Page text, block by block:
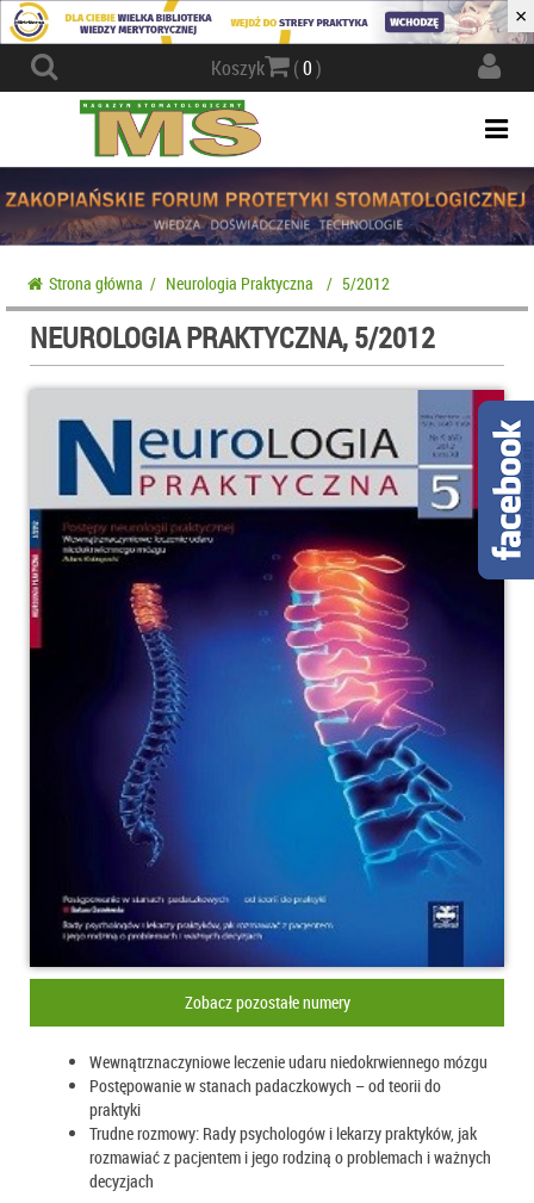
×
Koszyk (0)
Strona główna / Neurologia Praktyczna / 5/2012
NEUROLOGIA PRAKTYCZNA, 5/2012
Zobacz pozostałe numery
Wewnątrznaczyniowe leczenie udaru niedokrwiennego mózgu
Postępowanie w stanach padaczkowych – od teorii do
praktyki
Trudne rozmowy: Rady psychologów i lekarzy praktyków, jak
rozmawiać z pacjentem i jego rodziną o problemach i ważnych
decyzjach